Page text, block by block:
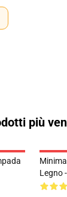
più
Legno